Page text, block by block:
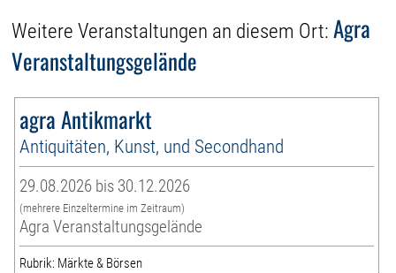
Weitere Veranstaltungen an diesem Ort:Agra
Veranstaltungsgelände
agra Antikmarkt
Antiquitäten, Kunst, und Secondhand
29.08.2026 bis 30.12.2026
(mehrere Einzeltermine im Zeitraum)
Agra Veranstaltungsgelände
Rubrik: Märkte & Börsen